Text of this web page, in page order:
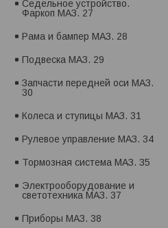
Седельное устройство.
Фаркоп МАЗ. 27
Рама и бампер МАЗ. 28
Подвеска МАЗ. 29
Запчасти передней оси МАЗ.
30
Колеса и ступицы МАЗ. 31
Рулевое управление МАЗ. 34
Тормозная система МАЗ. 35
Электрооборудование и
светотехника МАЗ. 37
Приборы МАЗ. 38